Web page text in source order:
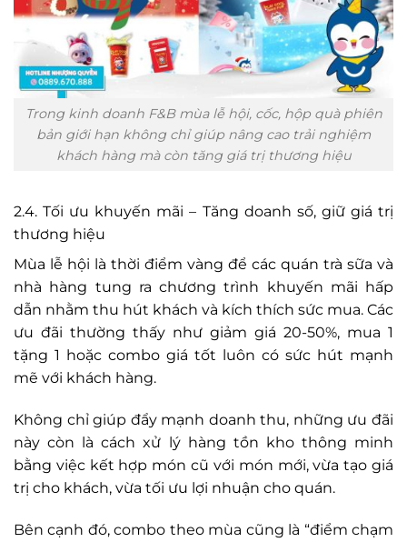
Trong kinh doanh F&B mùa lễ hội, cốc, hộp quà phiên
bản giới hạn không chỉ giúp nâng cao trải nghiệm
khách hàng mà còn tăng giá trị thương hiệu
2.4. Tối ưu khuyến mãi – Tăng doanh số, giữ giá trị
thương hiệu
Mùa lễ hội là thời điểm vàng để các quán trà sữa và
nhà hàng tung ra chương trình khuyến mãi hấp
dẫn nhằm thu hút khách và kích thích sức mua. Các
ưu đãi thường thấy như giảm giá 20-50%, mua 1
tặng 1 hoặc combo giá tốt luôn có sức hút mạnh
mẽ với khách hàng.
Không chỉ giúp đẩy mạnh doanh thu, những ưu đãi
này còn là cách xử lý hàng tồn kho thông minh
bằng việc kết hợp món cũ với món mới, vừa tạo giá
trị cho khách, vừa tối ưu lợi nhuận cho quán.
Bên cạnh đó, combo theo mùa cũng là “điểm chạm